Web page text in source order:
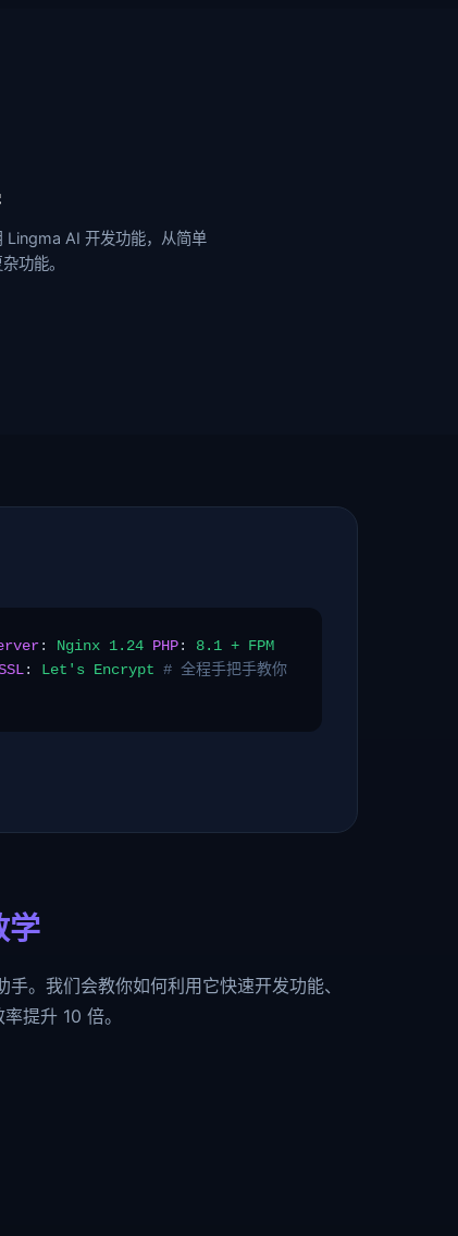
Lingma AI 开发功能，从简单
功能。
: Nginx 1.24 PHP: 8.1 + FPM
: Let's Encrypt # 全程手把手教你
学
。我们会教你如何利用它快速开发功能、
提升 10 倍。